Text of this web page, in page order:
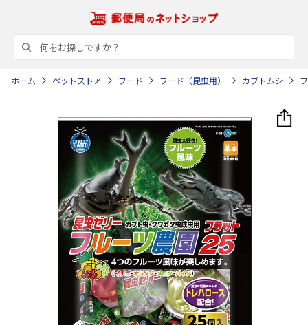
ホーム ペットストア フード フード（昆虫用） カブトムシ